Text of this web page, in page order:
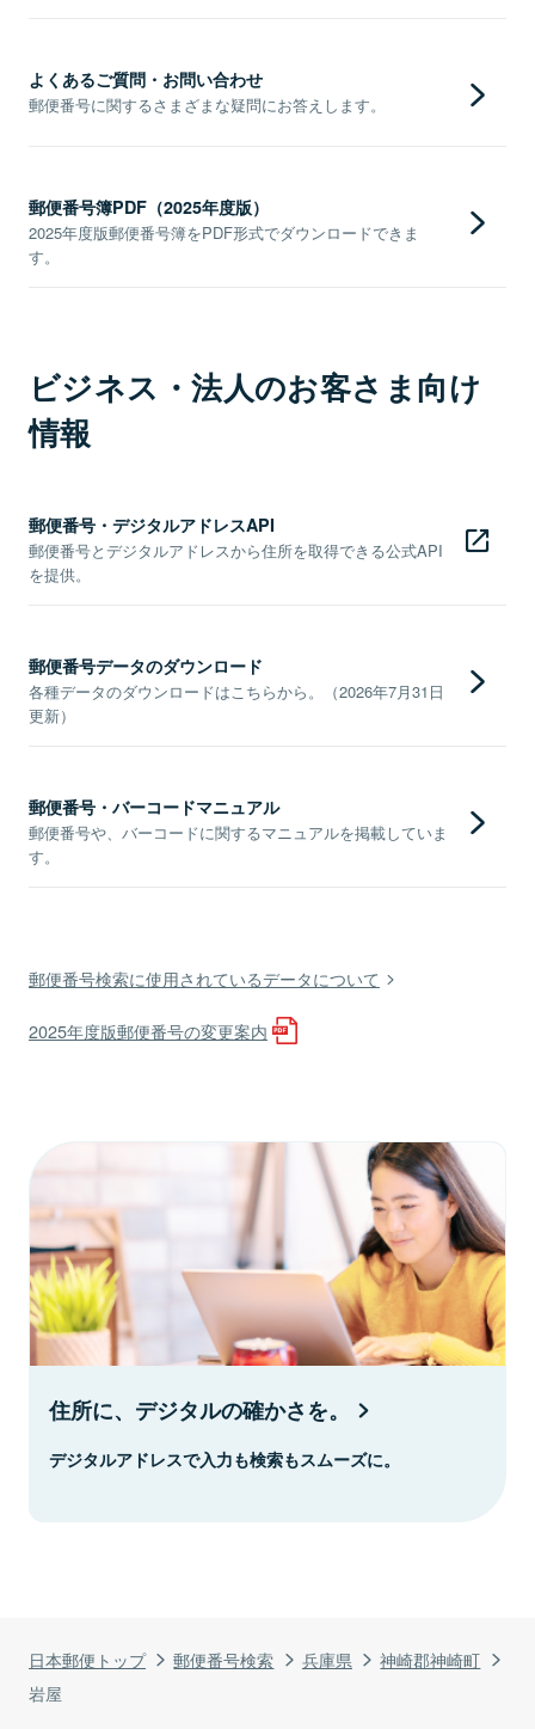
日本郵便トップ 郵便番号検索 兵庫県
神崎郡神崎町
岩屋
よくあるご質問・お問い合わせ
郵便番号に関するさまざまな疑問にお答えします。
郵便番号簿PDF（2025年度版）
2025年度版郵便番号簿をPDF形式でダウンロードできま
す。
ビジネス・法人のお客さま向け
情報
郵便番号・デジタルアドレスAPI
郵便番号とデジタルアドレスから住所を取得できる公式API
を提供。
郵便番号データのダウンロード
各種データのダウンロードはこちらから。（2026年7月31日
更新）
郵便番号・バーコードマニュアル
郵便番号や、バーコードに関するマニュアルを掲載していま
す。
郵便番号検索に使用されているデータについて
2025年度版郵便番号の変更案内
住所に、デジタルの確かさを。
デジタルアドレスで入力も検索もスムーズに。